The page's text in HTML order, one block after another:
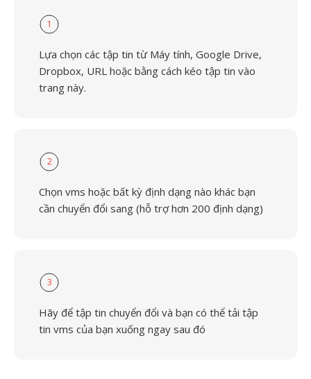
1
Lựa chọn các tập tin từ Máy tính, Google Drive,
Dropbox, URL hoặc bằng cách kéo tập tin vào
trang này.
2
Chọn vms hoặc bất kỳ định dạng nào khác bạn
cần chuyển đổi sang (hỗ trợ hơn 200 định dạng)
3
Hãy để tập tin chuyển đổi và bạn có thể tải tập
tin vms của bạn xuống ngay sau đó